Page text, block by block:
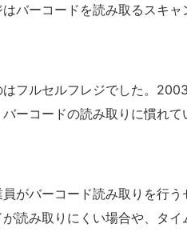
バーコードを読み取るスキ
フルセルフレジでした。
ーコードの読み取りに慣れ
がバーコード読み取りを行
読み取りにくい場合や、タ